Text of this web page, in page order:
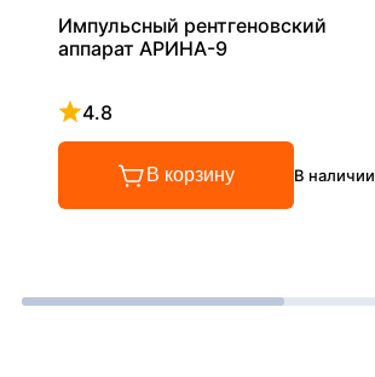
Импульсный рентгеновский
аппарат АРИНА-9
4.8
Рейтинг 4.8 из 5
В корзину В наличии